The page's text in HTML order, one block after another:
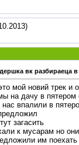
вк разбираеца в
мой новий трек и
на дачу в пятером
впалили в
загасить
к мусарам но
им поехать